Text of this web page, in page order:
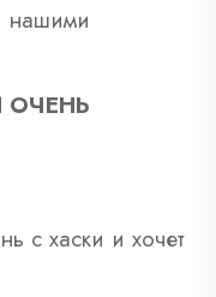
нашими
с хаски и хочет